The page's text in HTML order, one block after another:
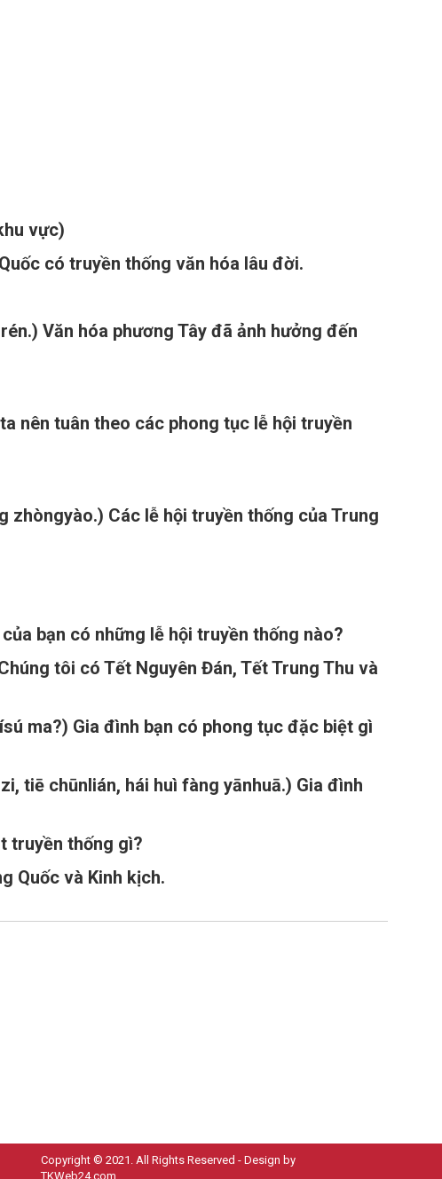
vực)
có truyền thống văn hóa lâu đời.
Văn hóa phương Tây đã ảnh hưởng đến
nên tuân theo các phong tục lễ hội truyền
zhòngyào.) Các lễ hội truyền thống của Trung
bạn có những lễ hội truyền thống nào?
tôi có Tết Nguyên Đán, Tết Trung Thu và
ma?) Gia đình bạn có phong tục đặc biệt gì
tiē chūnlián, hái huì fàng yānhuā.) Gia đình
truyền thống gì?
Quốc và Kinh kịch.
Copyright © 2021. All Rights Reserved - Design by
TKWeb24.com